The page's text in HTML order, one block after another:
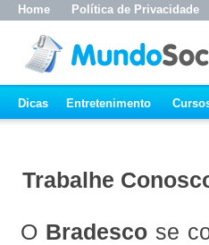
Home Política de Privacidade
Dicas Entretenimento
Trabalhe
O Bradescose